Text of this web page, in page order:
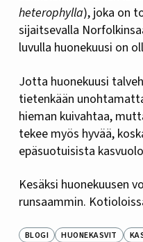
heterophylla), joka on
sijaitsevalla
luvulla huonekuusi on
Jotta huonekuusi
tietenkään
hieman kuivahtaa,
tekee myös hyvää,
epäsuotuisista
Kesäksi huonekuusen
runsaammin.
BLOGI HUONEKASVIT